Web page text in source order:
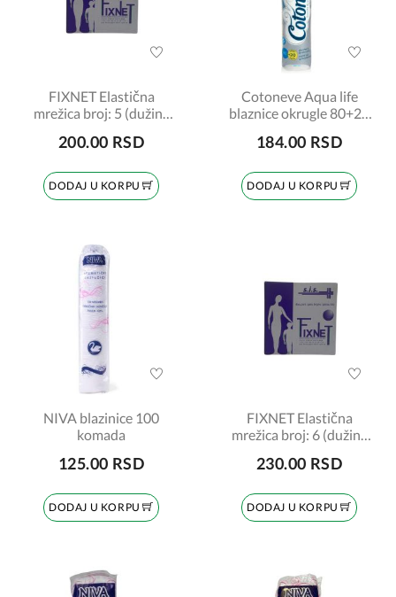
FIXNET Elastična
mrežica broj: 5 (dužina
200.00 RSD
DODAJ U KORPU
Cotoneve Aqua life
blaznice okrugle 80+20
184.00 RSD
DODAJ U KORPU
NIVA blazinice 100
komada
125.00 RSD
DODAJ U KORPU
FIXNET Elastična
mrežica broj: 6 (dužina
230.00 RSD
DODAJ U KORPU